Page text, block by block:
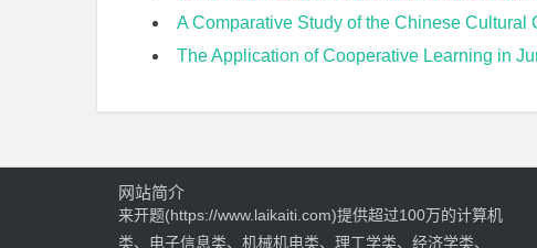
A Comparative Study of the Chinese Cultural Contents
The Application of Cooperative Learning in
网站简介
来开题(https://www.laikaiti.com)提供超过100万的计算机
类、电子信息类、机械机电类、理工学类、经济学类、